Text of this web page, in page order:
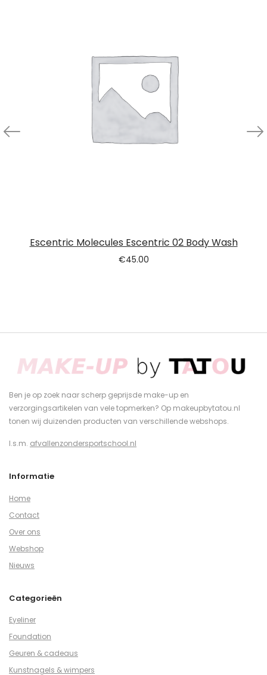
Escentric Molecules Escentric 02 Body Wash
€45.00
Ben je op zoek naar scherp geprijsde make-up en
verzorgingsartikelen van vele topmerken? Op makeupbytatou.nl
tonen wij duizenden producten van verschillende webshops.
I.s.m. afvallenzondersportschool.nl
Informatie
Home
Contact
Over ons
Webshop
Nieuws
Categorieën
Eyeliner
Foundation
Geuren & cadeaus
Kunstnagels & wimpers